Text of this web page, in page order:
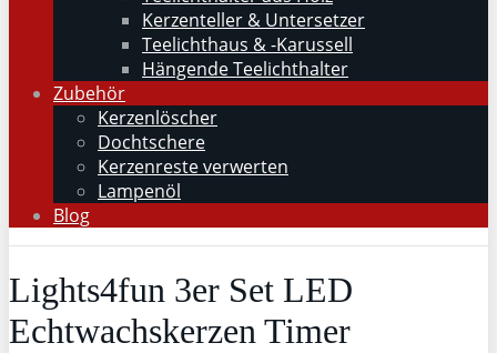
Kerzenteller & Untersetzer
Teelichthaus & -Karussell
Hängende Teelichthalter
Zubehör
Kerzenlöscher
Dochtschere
Kerzenreste verwerten
Lampenöl
Blog
Lights4fun 3er Set LED
Echtwachskerzen Timer